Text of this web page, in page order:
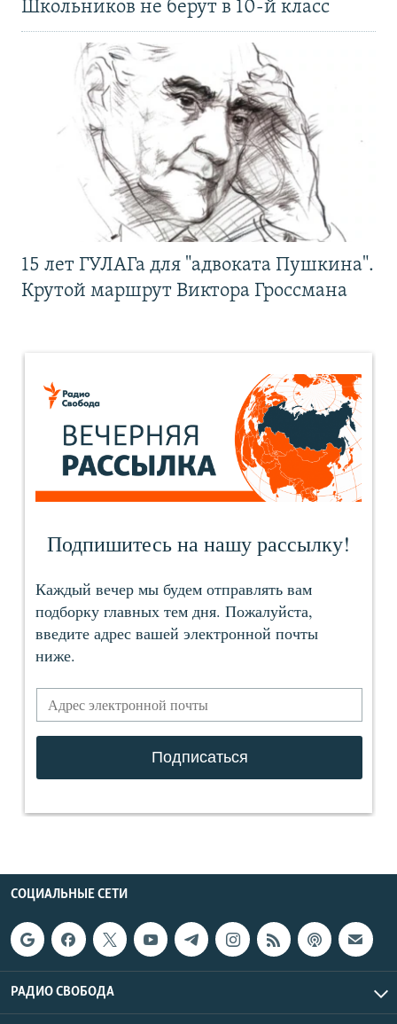
Школьников не берут в 10-й класс
15 лет ГУЛАГа для "адвоката Пушкина".
Крутой маршрут Виктора Гроссмана
СОЦИАЛЬНЫЕ СЕТИ
РАДИО СВОБОДА